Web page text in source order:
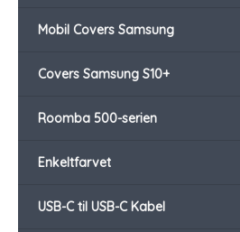
Mobil Covers Samsung
Covers Samsung S10+
Roomba 500-serien
Enkeltfarvet
USB-C til USB-C Kabel